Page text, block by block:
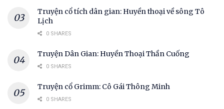
Truyện cổ tích dân gian: Huyền thoại về sông Tô
Lịch
0 SHARES
Truyện Dân Gian: Huyền Thoại Thần Cuống
0 SHARES
Truyện cổ Grimm: Cô Gái Thông Minh
0 SHARES